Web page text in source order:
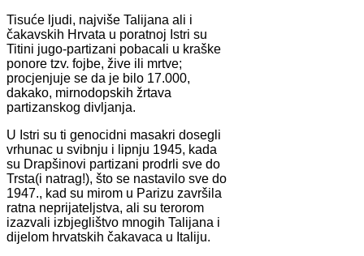
Tisuće ljudi, najviše Talijana ali i
čakavskih Hrvata u poratnoj Istri su
Titini jugo-partizani pobacali u kraške
ponore tzv. fojbe, žive ili mrtve;
procjenjuje se da je bilo 17.000,
dakako, mirnodopskih žrtava
partizanskog divljanja.
U Istri su ti genocidni masakri dosegli
vrhunac u svibnju i lipnju 1945, kada
su Drapšinovi partizani prodrli sve do
Trsta(i natrag!), što se nastavilo sve do
1947., kad su mirom u Parizu završila
ratna neprijateljstva, ali su terorom
izazvali izbjeglištvo mnogih Talijana i
dijelom hrvatskih čakavaca u Italiju.